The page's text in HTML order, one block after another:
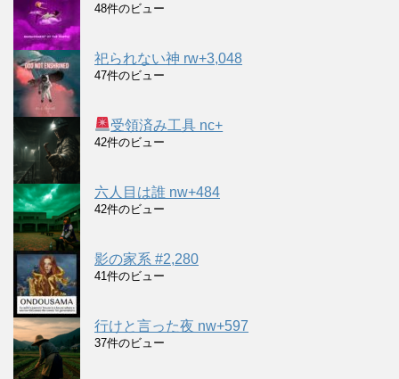
48件のビュー
祀られない神 rw+3,048
47件のビュー
受領済み工具 nc+
42件のビュー
六人目は誰 nw+484
42件のビュー
影の家系 #2,280
41件のビュー
行けと言った夜 nw+597
37件のビュー